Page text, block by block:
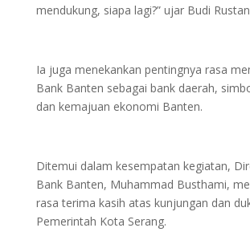
mendukung, siapa lagi?” ujar Budi
Ia juga menekankan pentingnya rasa
Bank Banten sebagai bank daerah,
dan kemajuan ekonomi Banten.
Ditemui dalam kesempatan kegiatan,
Bank Banten, Muhammad Busthami,
rasa terima kasih atas kunjungan dan
Pemerintah Kota Serang.